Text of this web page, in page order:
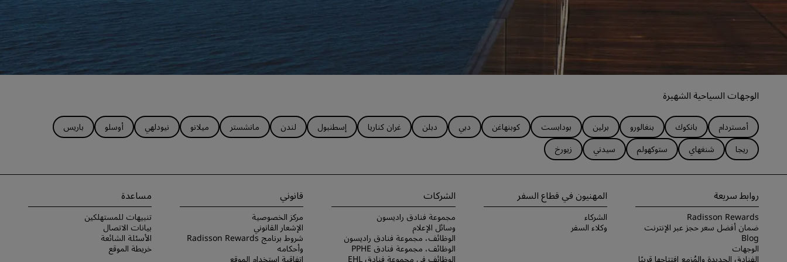
الوجهات السياحية الشهيرة
أمستردام بانكوك بنغالورو برلين بودابست كوبنهاغن دبي دبلن غران كناريا إسطنبول لندن مانشستر ميلانو نيودلهي أوسلو
باريس
ريجا
شنغهاي ستوكهولم سيدني زيورخ
روابط سريعة
Radisson Rewards
ضمان أفضل سعر حجز عبر الإنترنت
Blog
الوجهات
الفنادق الجديدة والمُزمع افتتاحها قريبًا
المهنيون في قطاع السفر
الشركاء
وكلاء السفر
الشركات
مجموعة فنادق راديسون
وسائل الإعلام
الوظائف، مجموعة فنادق راديسون
الوظائف، مجموعة فنادق PPHE
الوظائف في مجموعة فنادق EHL
قانوني
مركز الخصوصية
الإشعار القانوني
شروط برنامج Radisson Rewards
وأحكامه
اتفاقية استخدام الموقع
مساعدة
تنبيهات للمستهلكين
بيانات الاتصال
الأسئلة الشائعة
خريطة الموقع